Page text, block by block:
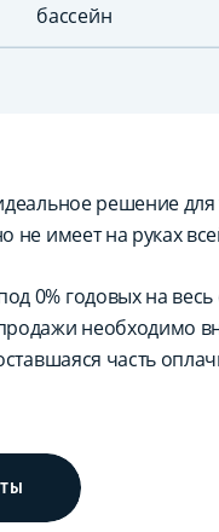
бассейн
решение для
не имеет на руках
0% годовых на весь
необходимо
часть